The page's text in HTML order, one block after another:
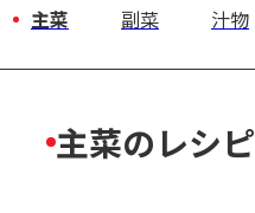
主菜 副菜 汁物
主菜のレシピ